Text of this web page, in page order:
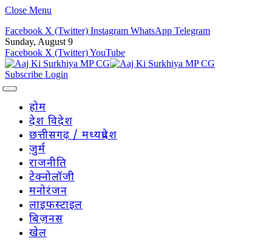
Close Menu
Facebook X (Twitter) Instagram WhatsApp Telegram
Sunday, August 9
Facebook X (Twitter)YouTube
Subscribe Login
होम
देश विदेश
छत्तीसगढ़ / मध्यप्रदेश
जुर्म
राजनीति
टेक्नोलॉजी
मनोरंजन
लाइफस्टाइल
बिज़नस
खेल